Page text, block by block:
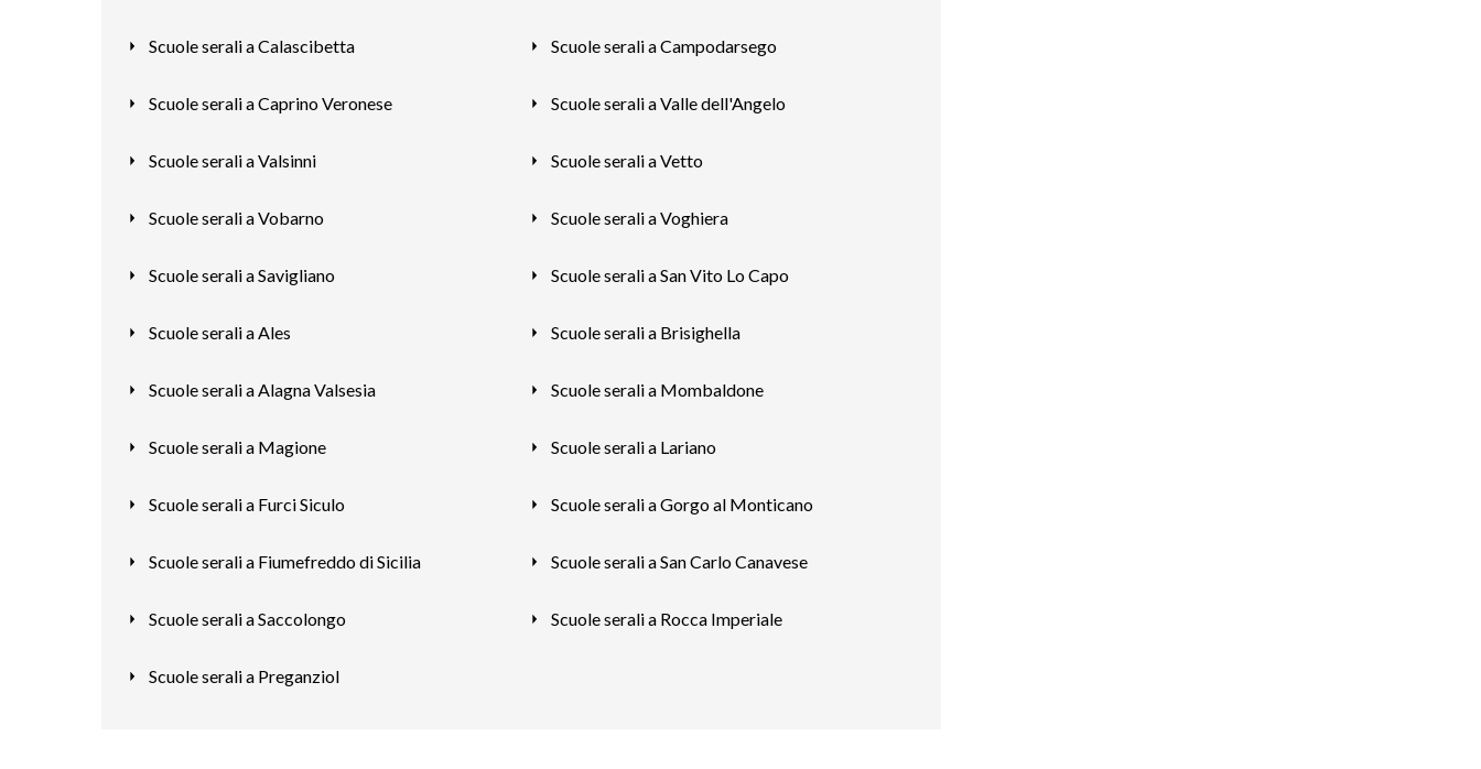
Scuole serali a Calascibetta Scuole serali a Campodarsego
Scuole serali a Caprino Veronese Scuole serali a Valle dell'Angelo
Scuole serali a Valsinni Scuole serali a Vetto
Scuole serali a Vobarno Scuole serali a Voghiera
Scuole serali a Savigliano Scuole serali a San Vito Lo Capo
Scuole serali a Ales Scuole serali a Brisighella
Scuole serali a Alagna Valsesia Scuole serali a Mombaldone
Scuole serali a Magione Scuole serali a Lariano
Scuole serali a Furci Siculo Scuole serali a Gorgo al Monticano
Scuole serali a Fiumefreddo di Sicilia Scuole serali a San Carlo Canavese
Scuole serali a Saccolongo Scuole serali a Rocca Imperiale
Scuole serali a Preganziol